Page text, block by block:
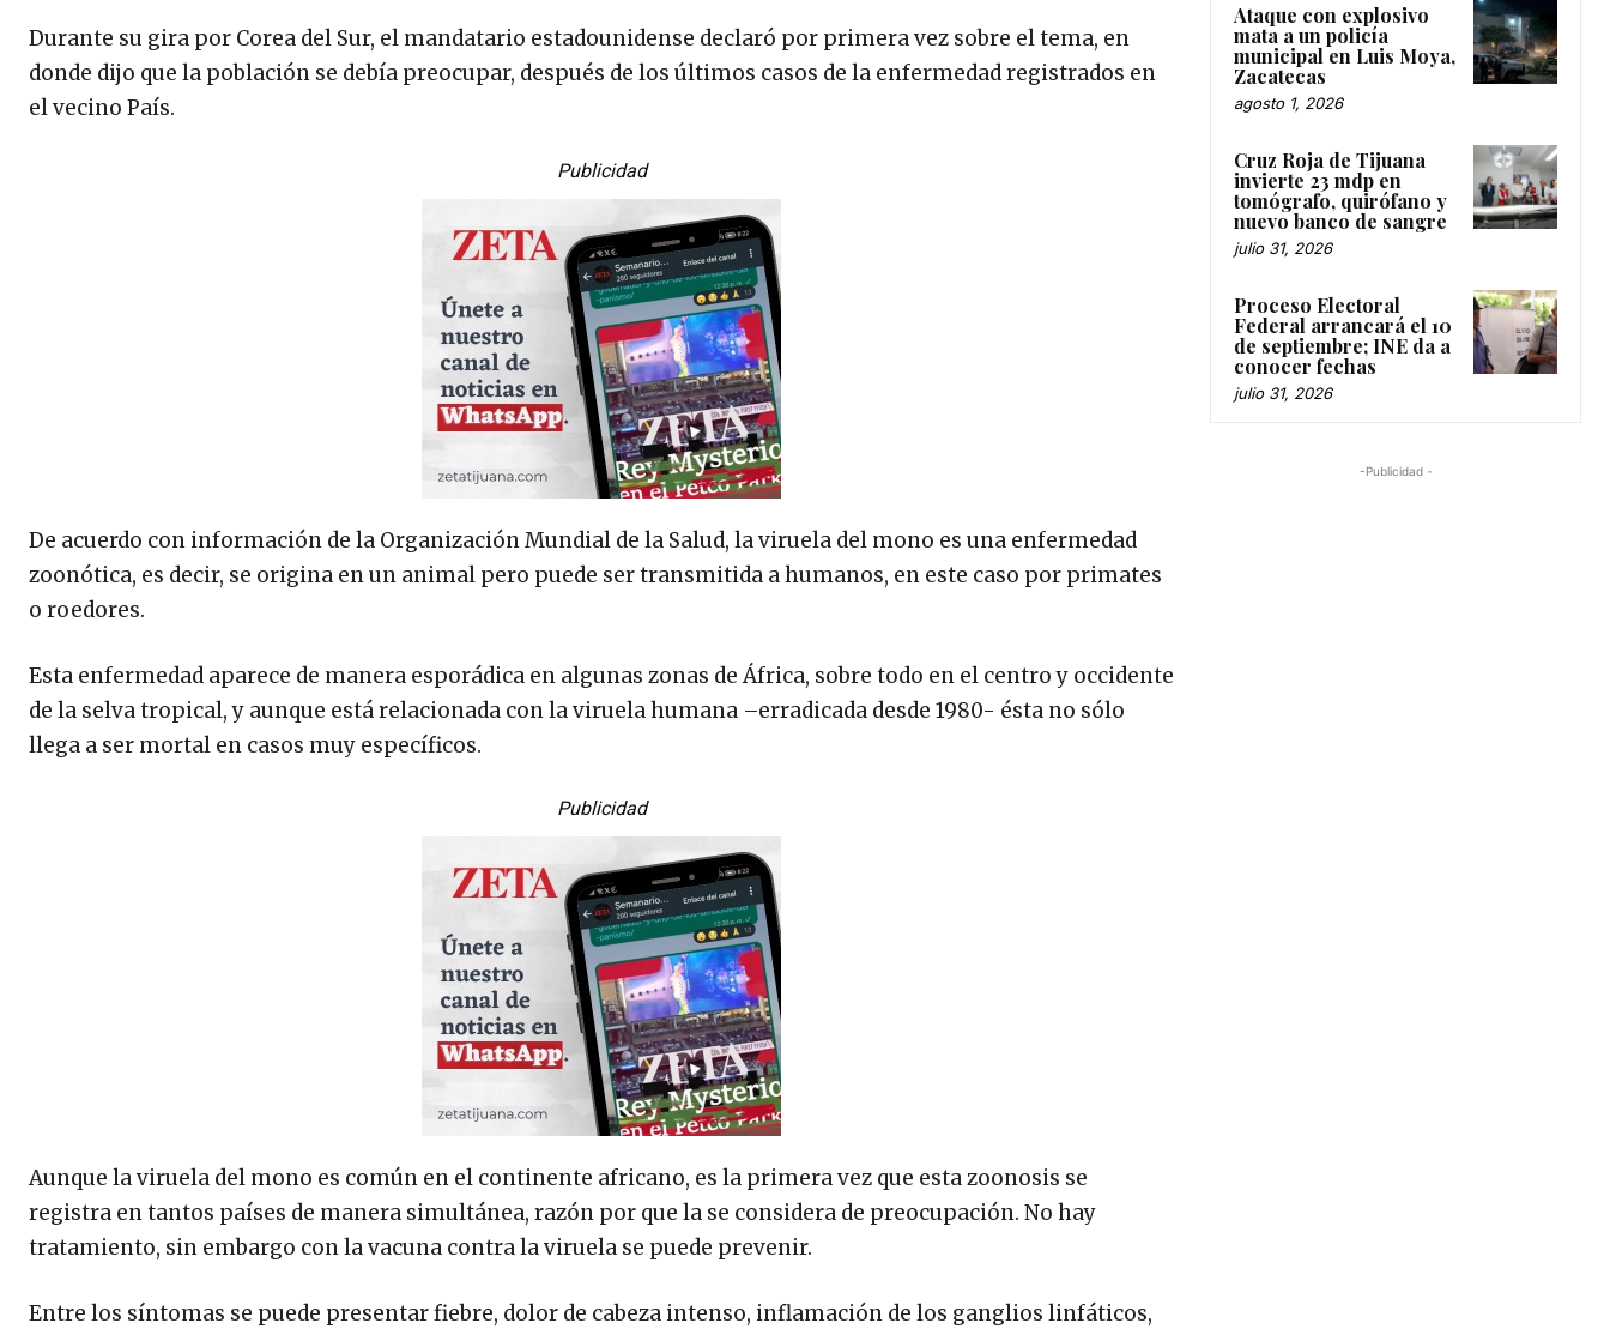
Durante su gira por Corea del Sur, el mandatario estadounidense declaró por primera vez sobre el tema, en
donde dijo que la población se debía preocupar, después de los últimos casos de la enfermedad registrados en
el vecino País.
Publicidad
De acuerdo con información de la Organización Mundial de la Salud, la viruela del mono es una enfermedad
zoonótica, es decir, se origina en un animal pero puede ser transmitida a humanos, en este caso por primates
o roedores.
Esta enfermedad aparece de manera esporádica en algunas zonas de África, sobre todo en el centro y occidente
de la selva tropical, y aunque está relacionada con la viruela humana –erradicada desde 1980- ésta no sólo
llega a ser mortal en casos muy específicos.
Publicidad
Aunque la viruela del mono es común en el continente africano, es la primera vez que esta zoonosis se
registra en tantos países de manera simultánea, razón por que la se considera de preocupación. No hay
tratamiento, sin embargo con la vacuna contra la viruela se puede prevenir.
Entre los síntomas se puede presentar fiebre, dolor de cabeza intenso, inflamación de los ganglios linfáticos,
Ataque con explosivo
mata a un policía
municipal en Luis Moya,
Zacatecas
agosto 1, 2026
Cruz Roja de Tijuana
invierte 23 mdp en
tomógrafo, quirófano y
nuevo banco de sangre
julio 31, 2026
Proceso Electoral
Federal arrancará el 10
de septiembre; INE da a
conocer fechas
julio 31, 2026
-Publicidad -